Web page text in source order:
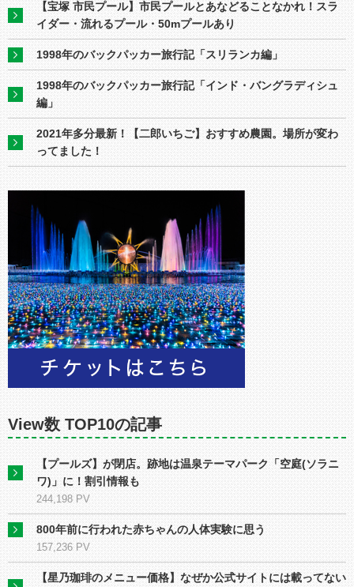
【宝塚 市民プール】市民プールとあなどることなかれ！スラ
イダー・流れるプール・50mプールあり
1998年のバックパッカー旅行記「スリランカ編」
1998年のバックパッカー旅行記「インド・バングラディシュ
編」
2021年多分最新！【二郎いちご】おすすめ農園。場所が変わ
ってました！
View数 TOP10の記事
【プールズ】が閉店。跡地は温泉テーマパーク「空庭(ソラニ
ワ)」に！割引情報も
244,198 PV
800年前に行われた赤ちゃんの人体実験に思う
157,236 PV
【星乃珈琲のメニュー価格】なぜか公式サイトには載ってない